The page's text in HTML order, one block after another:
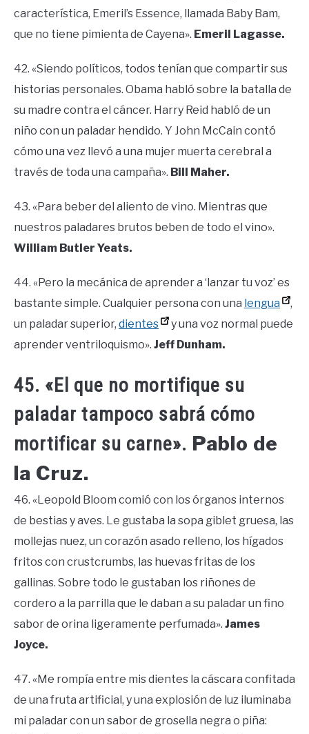
característica, Emeril’s Essence, llamada Baby Bam,
que no tiene pimienta de Cayena». Emeril Lagasse.
42. «Siendo políticos, todos tenían que compartir sus
historias personales. Obama habló sobre la batalla de
su madre contra el cáncer. Harry Reid habló de un
niño con un paladar hendido. Y John McCain contó
cómo una vez llevó a una mujer muerta cerebral a
través de toda una campaña». Bill Maher.
43. «Para beber del aliento de vino. Mientras que
nuestros paladares brutos beben de todo el vino».
William Butler Yeats.
44. «Pero la mecánica de aprender a ‘lanzar tu voz’ es
bastante simple. Cualquier persona con una lengua
,
un paladar superior, dientes
y una voz normal puede
aprender ventriloquismo». Jeff Dunham.
45. «El que no mortifique su
paladar tampoco sabrá cómo
mortificar su carne». Pablo de
la Cruz.
46. «Leopold Bloom comió con los órganos internos
de bestias y aves. Le gustaba la sopa giblet gruesa, las
mollejas nuez, un corazón asado relleno, los hígados
fritos con crustcrumbs, las huevas fritas de los
gallinas. Sobre todo le gustaban los riñones de
cordero a la parrilla que le daban a su paladar un fino
sabor de orina ligeramente perfumada». James
Joyce.
47. «Me rompía entre mis dientes la cáscara confitada
de una fruta artificial, y una explosión de luz iluminaba
mi paladar con un sabor de grosella negra o piña: